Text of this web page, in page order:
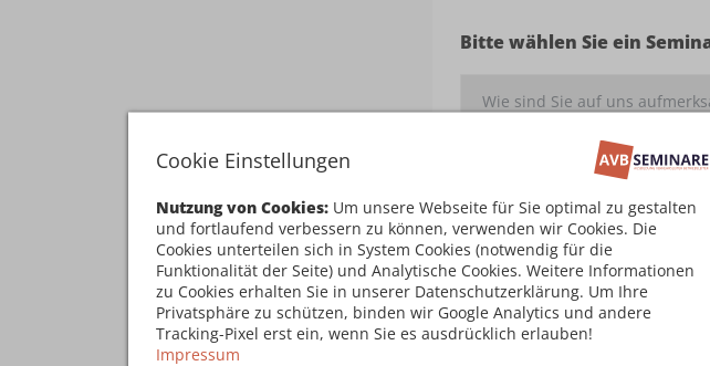
Cookie Einstellungen
Nutzung von Cookies: Um unsere Webseite für Sie optimal zu gestalten
und fortlaufend verbessern zu können, verwenden wir Cookies. Die
Cookies unterteilen sich in System Cookies (notwendig für die
Funktionalität der Seite) und Analytische Cookies. Weitere Informationen
zu Cookies erhalten Sie in unserer Datenschutzerklärung. Um Ihre
Privatsphäre zu schützen, binden wir Google Analytics und andere
Tracking-Pixel erst ein, wenn Sie es ausdrücklich erlauben!
Impressum
Bitte wählen Sie ein
damit einverstanden
Kostenpflichtig